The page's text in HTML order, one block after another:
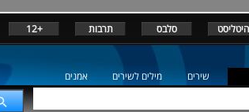
היטליסט סלבס תרבות +12
שירים מילים לשירים אמנים